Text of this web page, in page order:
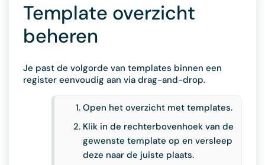
Template overzicht
beheren
Je past de volgorde van templates binnen een
register eenvoudig aan via drag-and-drop.
Open het overzicht met templates.
Klik in de rechterbovenhoek van de
gewenste template op en versleep
deze naar de juiste plaats.